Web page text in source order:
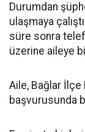
Durumdan
ulaşmaya
süre sonra
üzerine aileye
Aile, Bağlar İlçe
başvurusunda